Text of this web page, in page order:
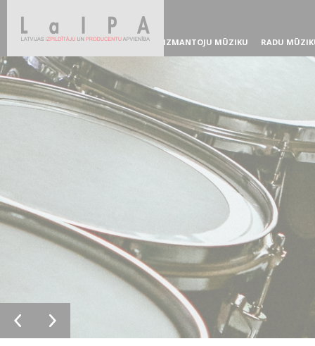
IZMANTOJU MŪZIKU RADU